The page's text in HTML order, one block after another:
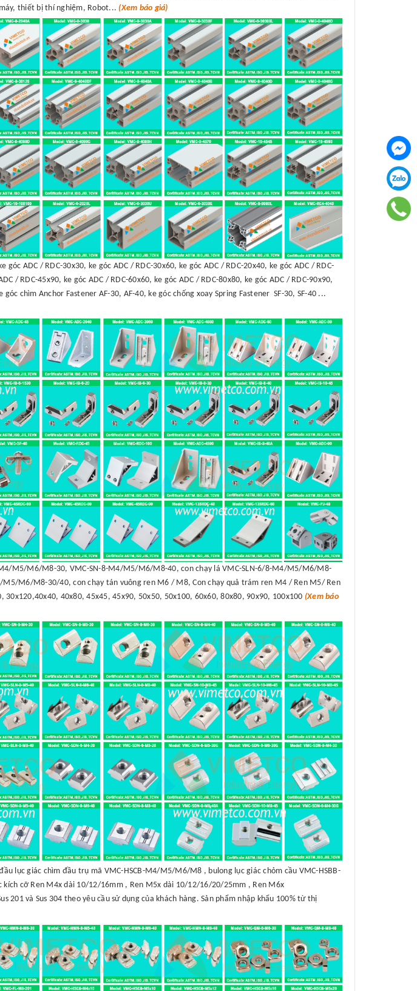
thiết bị thí nghiệm, Robot... (Xem báo giá)
góc ADC / RDC-30x30, ke góc ADC / RDC-30x60, ke góc ADC / RDC-20x40, ke góc ADC / RDC-
/ RDC-45x90, ke góc ADC / RDC-60x60, ke góc ADC / RDC-80x80, ke góc ADC / RDC-90x90,
chìm Anchor Fastener AF-30, AF-40, ke góc chống xoay Spring Fastener SF-30, SF-40 ...
M5/M6/M8-30, VMC-SN-8-M4/M5/M6/M8-40, con chạy lá VMC-SLN-6/8-M4/M5/M6/M8-
M6/M8-30/40, con chạy tán vuông ren M6 / M8, Con chạy quả trám ren M4 / Ren M5/ Ren
40x80, 45x45, 45x90, 50x50, 50x100, 60x60, 80x80, 90x90, 100x100 (Xem báo
lục giác chìm đầu trụ mã VMC-HSCB-M4/M5/M6/M8 , bulong lục giác chỏm cầu VMC-HSBB-
cỡ Ren M4x dài 10/12/16mm , Ren M5x dài 10/12/16/20/25mm , Ren M6x
và Sus 304 theo yêu cầu sử dụng của khách hàng. Sản phẩm nhập khẩu 100% từ thị